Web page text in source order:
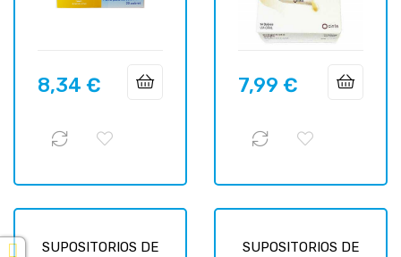
Prix
8,34 € Prix
7,99 €
SUPOSITORIOS DE
SUPOSITORIOS DE